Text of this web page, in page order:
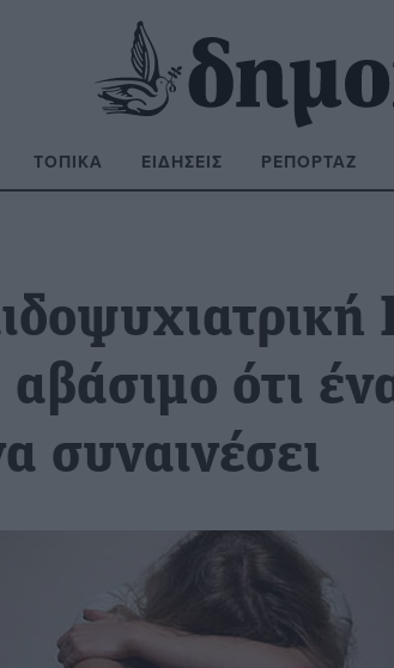
ΤΟΠΙΚΆ ΕΙΔΉΣΕΙΣ ΡΕΠΟΡΤΆΖ
ότι
συναινέσει